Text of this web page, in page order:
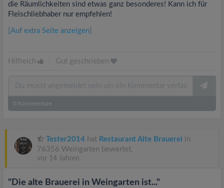
die Räumlichkeiten sind etwas ganz besonderes! Kann ich für
Fleischliebhaber nur empfehlen!
[Auf extra Seite anzeigen]
Hilfreich Gut geschrieben
0 Kommentare
Tester2014 hat Restaurant Alte Brauerei in
76356 Weingarten bewertet.
vor 14 Jahren
"Die alte Brauerei in Weingarten ist..."